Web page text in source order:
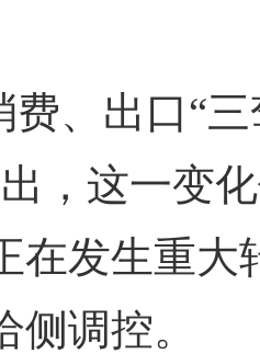
费、出口“
，这一变
在发生重大
调控。